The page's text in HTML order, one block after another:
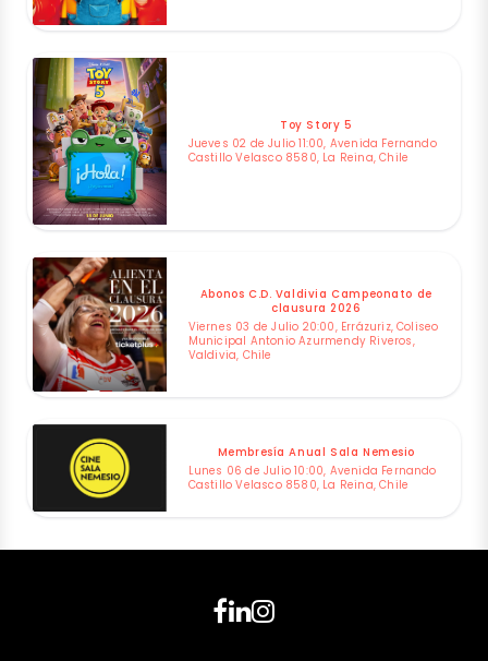
Toy Story 5
Jueves 02 de Julio 11:00, Avenida Fernando
Castillo Velasco 8580, La Reina, Chile
Abonos C.D. Valdivia Campeonato de
clausura 2026
Viernes 03 de Julio 20:00, Errázuriz, Coliseo
Municipal Antonio Azurmendy Riveros,
Valdivia, Chile
Membresía Anual Sala Nemesio
Lunes 06 de Julio 10:00, Avenida Fernando
Castillo Velasco 8580, La Reina, Chile